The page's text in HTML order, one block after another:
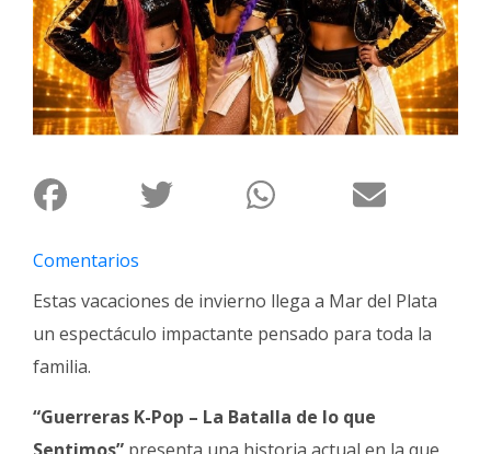
Interés
General
La
Ciudad
Arte
Fotos
Familia
Comentarios
Estas vacaciones de invierno llega a Mar del Plata
un espectáculo impactante pensado para toda la
familia.
“Guerreras K-Pop – La Batalla de lo que